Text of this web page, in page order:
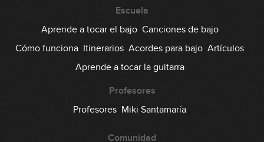
09:24
#145 - Slap en Em
#146 - Acordes en G
Escuela
Aprende a tocar el bajo Canciones de bajo
Cómo funciona Itinerarios Acordes para bajo Artículos
Aprende a tocar la guitarra
Profesores
Profesores Miki Santamaría
Comunidad